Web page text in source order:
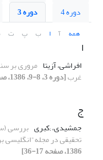
دوره 4
دوره 3
همه آ ا ب پ ت
ا
افراشی، آزیتا مروری بر
غرب[دوره 3، 8-9، 1386، صفحه 1-20]
ج
جمشیدی، ;کبری بررسی
تحقیقی در مجله"انگلیسی
1386، صفحه 17-36]